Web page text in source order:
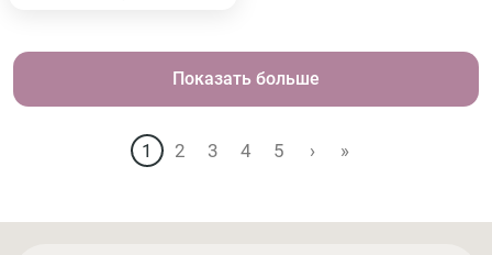
Показать больше
1 2 3 4 5 › »